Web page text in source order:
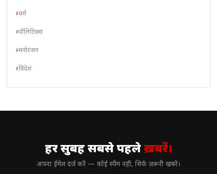
धर्म
पॉलिटिक्स
मनोरंजन
विदेश
हर सुबह सबसे पहलेख़बरें।
अपना ईमेल दर्ज करें — कोई स्पैम नहीं, सिर्फ ज़रूरी खबरें।